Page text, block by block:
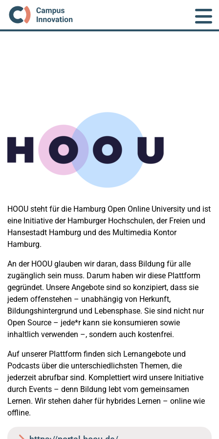
Skip to main content
HOOU steht für die Hamburg Open Online University und ist
eine Initiative der Hamburger Hochschulen, der Freien und
Hansestadt Hamburg und des Multimedia Kontor
Hamburg.
An der HOOU glauben wir daran, dass Bildung für alle
zugänglich sein muss. Darum haben wir diese Plattform
gegründet. Unsere Angebote sind so konzipiert, dass sie
jedem offenstehen – unabhängig von Herkunft,
Bildungshintergrund und Lebensphase. Sie sind nicht nur
Open Source – jede*r kann sie konsumieren sowie
inhaltlich verwenden –, sondern auch kostenfrei.
Auf unserer Plattform finden sich Lernangebote und
Podcasts über die unterschiedlichsten Themen, die
jederzeit abrufbar sind. Komplettiert wird unsere Initiative
durch Events – denn Bildung lebt vom gemeinsamen
Lernen. Wir stehen daher für hybrides Lernen – online wie
offline.